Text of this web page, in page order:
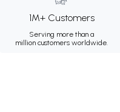
1M+ Customers
Serving more than a
million customers worldwide.